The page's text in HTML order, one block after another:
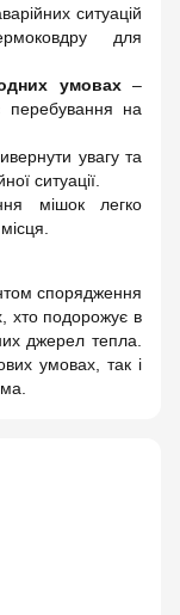
ситуацій
для
умовах–
перебування на
увагу та
ситуації.
мішок легко
спорядження
хто подорожує в
джерел тепла.
умовах, так і